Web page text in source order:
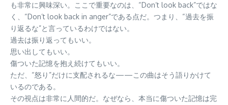
も非常に興味深い。ここで重要なのは、“Don’t look back”ではな
く、“Don’t look back in anger”である点だ。つまり、“過去を振
り返るな”と言っているわけではない。
過去は振り返ってもいい。
思い出してもいい。
傷ついた記憶を抱え続けてもいい。
ただ、“怒り”だけに支配されるな——この曲はそう語りかけて
いるのである。
その視点は非常に人間的だ。なぜなら、本当に傷ついた記憶は完